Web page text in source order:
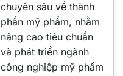
chuyên sâu về thành
phần mỹ phẩm, nhằm
nâng cao tiêu chuẩn
và phát triển ngành
công nghiệp mỹ phẩm